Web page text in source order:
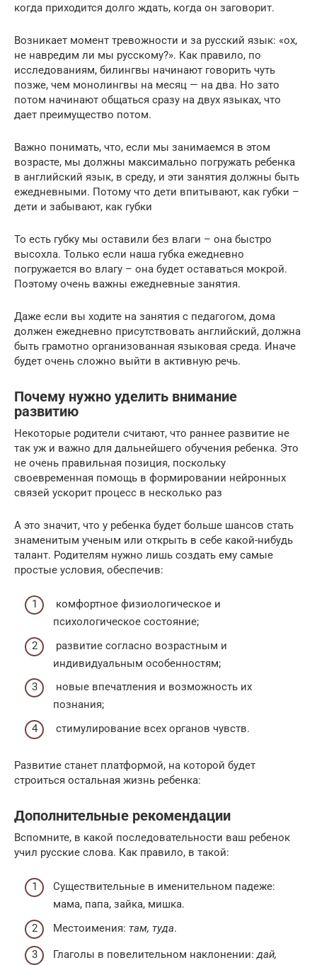
когда приходится долго ждать, когда он заговорит.
Возникает момент тревожности и за русский язык: «ох,
не навредим ли мы русскому?». Как правило, по
исследованиям, билингвы начинают говорить чуть
позже, чем монолингвы на месяц — на два. Но зато
потом начинают общаться сразу на двух языках, что
дает преимущество потом.
Важно понимать, что, если мы занимаемся в этом
возрасте, мы должны максимально погружать ребенка
в английский язык, в среду, и эти занятия должны быть
ежедневными. Потому что дети впитывают, как губки –
дети и забывают, как губки
То есть губку мы оставили без влаги – она быстро
высохла. Только если наша губка ежедневно
погружается во влагу – она будет оставаться мокрой.
Поэтому очень важны ежедневные занятия.
Даже если вы ходите на занятия с педагогом, дома
должен ежедневно присутствовать английский, должна
быть грамотно организованная языковая среда. Иначе
будет очень сложно выйти в активную речь.
Почему нужно уделить внимание
развитию
Некоторые родители считают, что раннее развитие не
так уж и важно для дальнейшего обучения ребенка. Это
не очень правильная позиция, поскольку
своевременная помощь в формировании нейронных
связей ускорит процесс в несколько раз
А это значит, что у ребенка будет больше шансов стать
знаменитым ученым или открыть в себе какой-нибудь
талант. Родителям нужно лишь создать ему самые
простые условия, обеспечив:
комфортное физиологическое и
психологическое состояние;
развитие согласно возрастным и
индивидуальным особенностям;
новые впечатления и возможность их
познания;
стимулирование всех органов чувств.
Развитие станет платформой, на которой будет
строиться остальная жизнь ребенка:
Дополнительные рекомендации
Вспомните, в какой последовательности ваш ребенок
учил русские слова. Как правило, в такой:
Существительные в именительном падеже:
мама, папа, зайка, мишка.
Местоимения: там, туда.
Глаголы в повелительном наклонении:дай,